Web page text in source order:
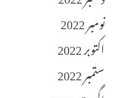
نومبر 2022
اکتوبر 2022
ستمبر 2022